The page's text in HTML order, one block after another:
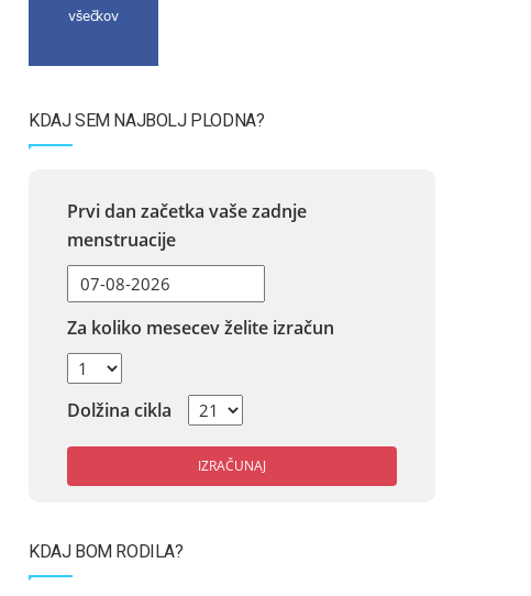
všečkov
KDAJ SEM NAJBOLJ PLODNA?
Prvi dan začetka vaše zadnje
menstruacije
Za koliko mesecev želite izračun
Dolžina cikla
IZRAČUNAJ
KDAJ BOM RODILA?